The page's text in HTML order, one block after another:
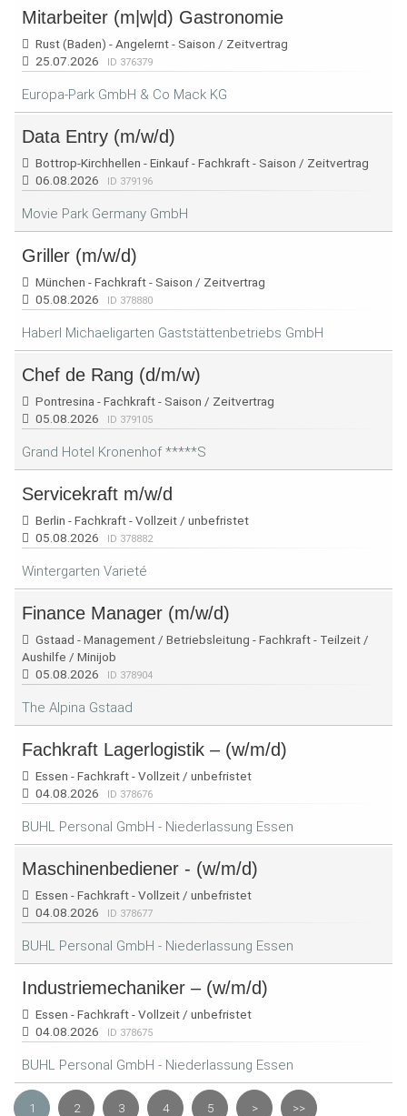
Mitarbeiter (m|w|d) Gastronomie
Rust (Baden) - Angelernt - Saison / Zeitvertrag
25.07.2026
ID 376379
Europa-Park GmbH & Co Mack KG
Data Entry (m/w/d)
Bottrop-Kirchhellen - Einkauf - Fachkraft - Saison / Zeitvertrag
06.08.2026
ID 379196
Movie Park Germany GmbH
Griller (m/w/d)
München - Fachkraft - Saison / Zeitvertrag
05.08.2026
ID 378880
Haberl Michaeligarten Gaststättenbetriebs GmbH
Chef de Rang (d/m/w)
Pontresina - Fachkraft - Saison / Zeitvertrag
05.08.2026
ID 379105
Grand Hotel Kronenhof *****S
Servicekraft m/w/d
Berlin - Fachkraft - Vollzeit / unbefristet
05.08.2026
ID 378882
Wintergarten Varieté
Finance Manager (m/w/d)
Gstaad - Management / Betriebsleitung - Fachkraft - Teilzeit /
Aushilfe / Minijob
05.08.2026
ID 378904
The Alpina Gstaad
Fachkraft Lagerlogistik – (w/m/d)
Essen - Fachkraft - Vollzeit / unbefristet
04.08.2026
ID 378676
BUHL Personal GmbH - Niederlassung Essen
Maschinenbediener - (w/m/d)
Essen - Fachkraft - Vollzeit / unbefristet
04.08.2026
ID 378677
BUHL Personal GmbH - Niederlassung Essen
Industriemechaniker – (w/m/d)
Essen - Fachkraft - Vollzeit / unbefristet
04.08.2026
ID 378675
BUHL Personal GmbH - Niederlassung Essen
1 2 3 4 5 > >>